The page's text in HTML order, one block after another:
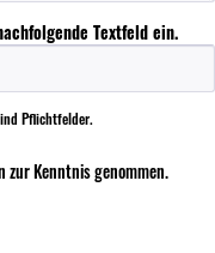
Textfeld ein.
Pflichtfelder.
zur Kenntnis genommen.